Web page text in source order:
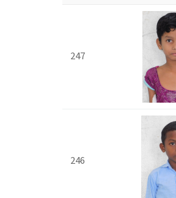
247
246